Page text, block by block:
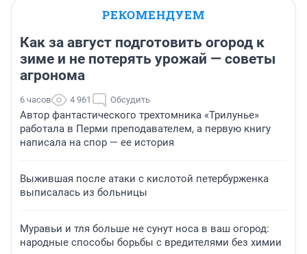
РЕКОМЕНДУЕМ
Как за август подготовить огород к
зиме и не потерять урожай — советы
агронома
6 часов 4 961 Обсудить
Автор фантастического трехтомника «Трилунье»
работала в Перми преподавателем, а первую книгу
написала на спор — ее история
Выжившая после атаки с кислотой петербурженка
выписалась из больницы
Муравьи и тля больше не сунут носа в ваш огород:
народные способы борьбы с вредителями без химии